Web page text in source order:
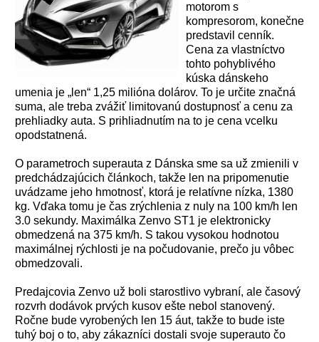
motorom s
kompresorom, konečne
predstavil cenník.
Cena za vlastníctvo
tohto pohyblivého
kúska dánskeho
umenia je „len“ 1,25 milióna dolárov. To je určite značná
suma, ale treba zvážiť limitovanú dostupnosť a cenu za
prehliadky auta. S prihliadnutím na to je cena vcelku
opodstatnená.
O parametroch superauta z Dánska sme sa už zmienili v
predchádzajúcich článkoch, takže len na pripomenutie
uvádzame jeho hmotnosť, ktorá je relatívne nízka, 1380
kg. Vďaka tomu je čas zrýchlenia z nuly na 100 km/h len
3.0 sekundy. Maximálka Zenvo ST1 je elektronicky
obmedzená na 375 km/h. S takou vysokou hodnotou
maximálnej rýchlosti je na počudovanie, prečo ju vôbec
obmedzovali.
Predajcovia Zenvo už boli starostlivo vybraní, ale časový
rozvrh dodávok prvých kusov ešte nebol stanovený.
Ročne bude vyrobených len 15 áut, takže to bude iste
tuhý boj o to, aby zákazníci dostali svoje superauto čo